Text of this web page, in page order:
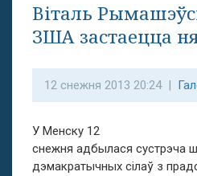
Віталь
ЗША застаецца
12 снежня 2013 20:24 |
У Менску 12
снежня адбылася сустрэча
дэмакратычных сілаў з